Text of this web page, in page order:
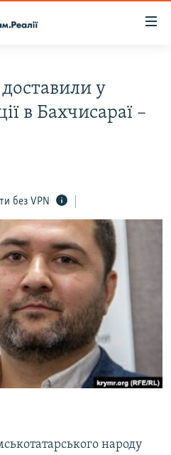
у
в Бахчисараї –
без VPN
народу